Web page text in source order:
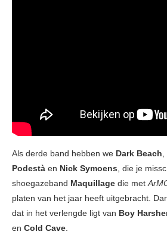
Als derde band hebben we Dark Beach
Podestà en Nick Symoens , die je
shoegazeband Maquillage die met
platen van het jaar heeft uitgebracht.
dat in het verlengde ligt van Boy
en Cold Cave